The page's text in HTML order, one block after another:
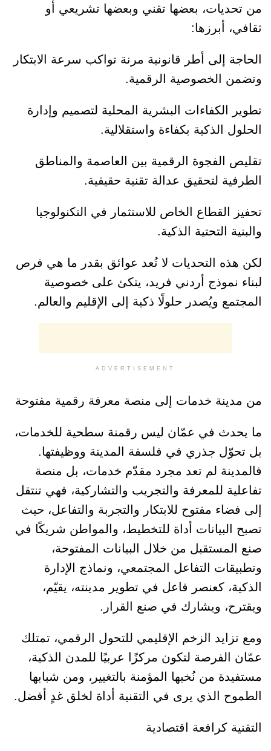
من تحديات، بعضها تقني وبعضها تشريعي أو
ثقافي، أبرزها:
الحاجة إلى أطر قانونية مرنة تواكب سرعة الابتكار
وتضمن الخصوصية الرقمية.
تطوير الكفاءات البشرية المحلية لتصميم وإدارة
الحلول الذكية بكفاءة واستقلالية.
تقليص الفجوة الرقمية بين العاصمة والمناطق
الطرفية لتحقيق عدالة تقنية حقيقية.
تحفيز القطاع الخاص للاستثمار في التكنولوجيا
والبنية التحتية الذكية.
لكن هذه التحديات لا تُعد عوائق بقدر ما هي فرص
لبناء نموذج أردني فريد، يتكئ على خصوصية
المجتمع ويُصدر حلولًا ذكية إلى الإقليم والعالم.
ADVERTISEMENT
من مدينة خدمات إلى منصة معرفة رقمية مفتوحة
ما يحدث في عمّان ليس رقمنة سطحية للخدمات،
بل تحوّل جذري في فلسفة المدينة ووظيفتها.
فالمدينة لم تعد مجرد مقدّم خدمات، بل منصة
تفاعلية للمعرفة والتجريب والتشاركية، فهي تنتقل
إلى فضاء مفتوح للابتكار والتجربة والتفاعل، حيث
تصبح البيانات أداة للتخطيط، والمواطن شريكًا في
صنع المستقبل من خلال البيانات المفتوحة،
وتطبيقات التفاعل المجتمعي، ونماذج الإدارة
الذكية، كعنصر فاعل في تطوير مدينته، يقيّم،
ويقترح، ويشارك في صنع القرار.
ومع تزايد الزخم الإقليمي للتحول الرقمي، تمتلك
عمّان الفرصة لتكون مركزًا عربيًا للمدن الذكية،
مستفيدة من نُخبها المؤمنة بالتغيير، ومن شبابها
الطموح الذي يرى في التقنية أداة لخلق غدٍ أفضل.
التقنية كرافعة اقتصادية